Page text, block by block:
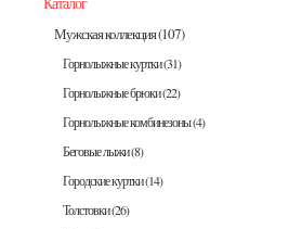
Мужская коллекция(107)
Горнолыжные куртки(31)
Горнолыжные брюки(22)
Горнолыжные комбинезоны(4)
Беговые лыжи(8)
Городские куртки(14)
Толстовки(26)